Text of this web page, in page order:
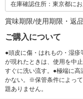
在庫確認住所：東京都に
賞味期限/使用期限・返
ご購入について
●頭皮に傷・はれもの・湿
が現れたときは、使用を中
すぐに洗い流す。●極端に
かない。※保管条件によっ
題ありません。